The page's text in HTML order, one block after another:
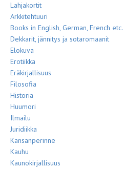
Lahjakortit
Arkkitehtuuri
Books in English, German, French etc.
Dekkarit, jännitys ja sotaromaanit
Elokuva
Erotiikka
Eräkirjallisuus
Filosofia
Historia
Huumori
Ilmailu
Juridiikka
Kansanperinne
Kauhu
Kaunokirjallisuus